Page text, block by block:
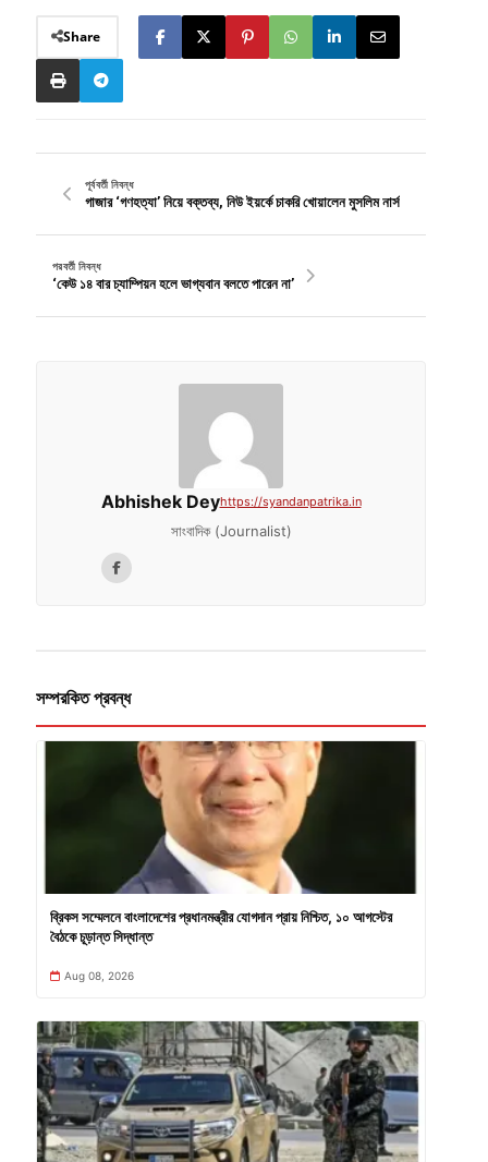
Share
পূর্ববর্তী নিবন্ধ
গাজার ‘গণহত্যা’ নিয়ে বক্তব্য, নিউ ইয়র্কে চাকরি খোয়ালেন মুসলিম নার্স
পরবর্তী নিবন্ধ
‘কেউ ১৪ বার চ্যাম্পিয়ন হলে ভাগ্যবান বলতে পারেন না’
Abhishek Deyhttps://syandanpatrika.in
সাংবাদিক (Journalist)
সম্পরকিত প্রবন্ধ
ব্রিকস সম্মেলনে বাংলাদেশের প্রধানমন্ত্রীর যোগদান প্রায় নিশ্চিত, ১০ আগস্টের
বৈঠকে চূড়ান্ত সিদ্ধান্ত
Aug 08, 2026